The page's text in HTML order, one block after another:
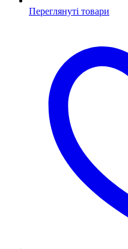
Переглянуті товари